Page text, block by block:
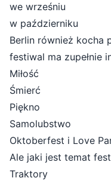
we wrześniu
w październiku
Berlin również kocha
festiwal ma zupełnie
Miłość
Śmierć
Piękno
Samolubstwo
Oktoberfest i Love
Ale jaki jest temat
Traktory